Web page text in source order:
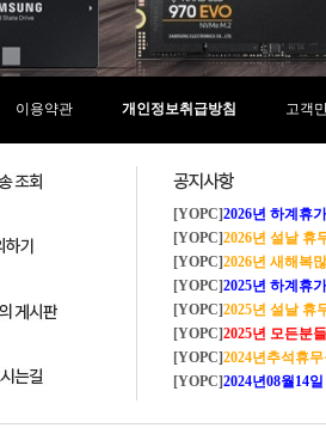
이용약관 개인정보취급방침 고객
[YOPC]2026년 하계휴가 8/1~8/4
[YOPC]2026년 설날 휴
[YOPC]2026년 새해복많
[YOPC]2025년 하계휴가 8/2~8/5
[YOPC]2025년 설날 휴
[YOPC]2025년 모든분들 새해복
[YOPC]2024년추석휴
[YOPC]2024년08월14일 수요일 택